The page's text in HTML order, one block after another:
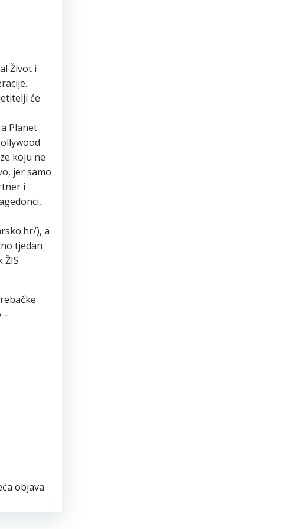
Život i
će
Planet
koju ne
jer samo
i
), a
tjedan
ŽIS
–
objava